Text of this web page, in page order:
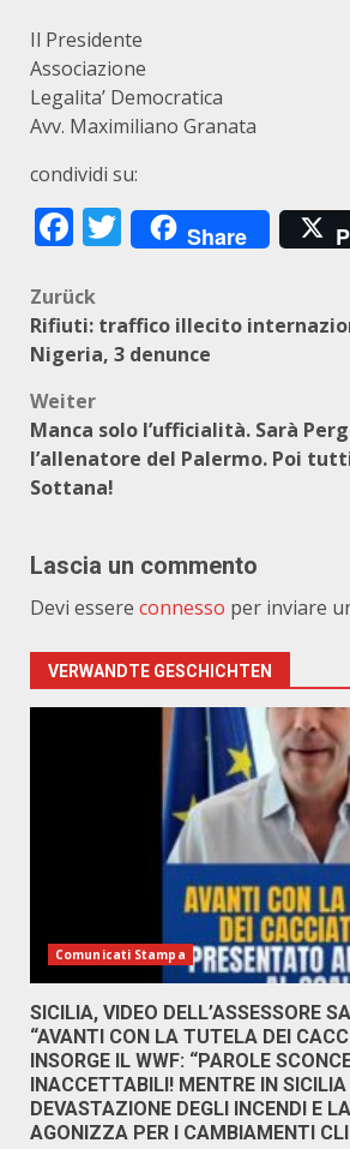
Il Presidente
Associazione
Legalita’ Democratica
Avv. Maximiliano Granata
condividi su:
Facebook
Twitter
Share
Beitragsnavigation
Zurück
Rifiuti: traffico illecito
Nigeria, 3 denunce
Weiter
Manca solo l’ufficialità. Sarà
l’allenatore del Palermo. Poi
Sottana!
Lascia un commento
Devi essere connesso per inviare
VERWANDTE GESCHICHTEN
Comunicati Stampa
SICILIA, VIDEO DELL’ASSESSORE
“AVANTI CON LA TUTELA DEI
INSORGE IL WWF: “PAROLE
INACCETTABILI! MENTRE IN
DEVASTAZIONE DEGLI INCENDI E
AGONIZZA PER I CAMBIAMENTI